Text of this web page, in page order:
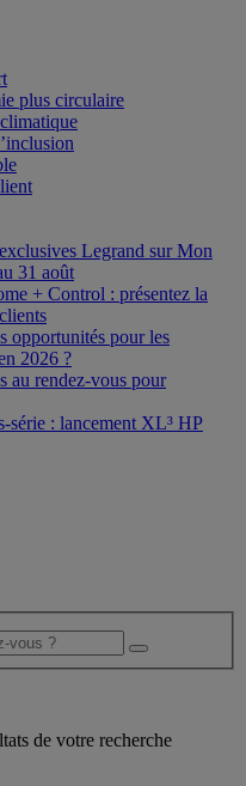
plus circulaire
Legrand sur Mon
31 août
+ Control : présentez la
opportunités pour les
2026 ?
au rendez-vous pour
série : lancement XL³ HP
de votre recherche